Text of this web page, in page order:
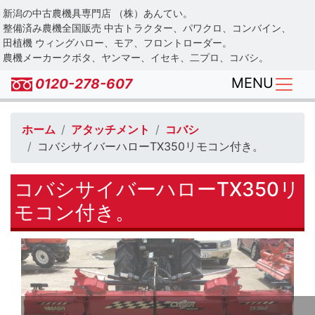
Skip
to
main
content
新潟の中古農機具専門店 （株）あんてい。
整備済み農機全国販売 中古トラクター、パワクロ、コンバイン、
田植機 ウィングハロー、モア、フロントローダー。
農機メーカークボタ、ヤンマー、イセキ、二プロ、コバシ。
0120-278-607 MENU
ホーム アタッチメント
コバシ
コバシサイバーハローTX350リモコン付き。
コバシサイバーハローTX350リ
モコン付き。